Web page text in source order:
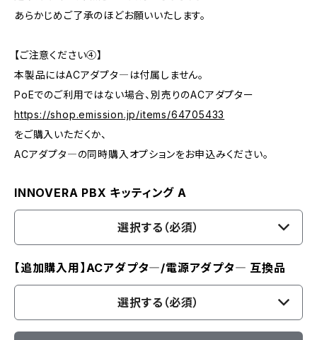
あらかじめご了承のほどお願いいたします。
【ご注意ください④】
本製品にはACアダプタ―は付属しません。
PoEでのご利用ではない場合、別売りのACアダプター
https://shop.emission.jp/items/64705433
をご購入いただくか、
ACアダプタ―の同時購入オプションをお申込みください。
INNOVERA PBX キッティング A
選択する（必須）
【追加購入用】ACアダプタ―/電源アダプタ― 互換品
選択する（必須）